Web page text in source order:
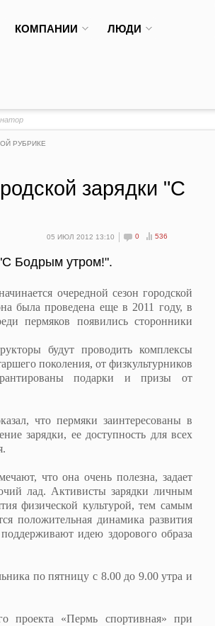
КОМПАНИИ ЛЮДИ
РУБРИКЕ
зарядки "C
05 ИЮЛ 2012 13:10 0 536
Бодрым утром!".
очередной сезон городской
была проведена еще в 2011 году, в
пермяков появились сторонники
будут проводить комплексы
поколения, от физкультурников
подарки и призы от
что пермяки заинтересованы в
зарядки, ее доступность для всех
что она очень полезна, задает
лад. Активисты зарядки личным
физической культурой, тем самым
положительная динамика развития
идею здорового образа
по пятницу с 8.00 до 9.00 утра и
проекта «Пермь спортивная» при